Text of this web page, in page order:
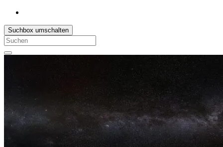
Suchbox umschalten
Search
for: